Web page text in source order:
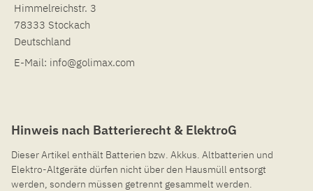
Himmelreichstr. 3
78333 Stockach
Deutschland
E-Mail: info@golimax.com
Hinweis nach Batterierecht & ElektroG
Dieser Artikel enthält Batterien bzw. Akkus. Altbatterien und
Elektro-Altgeräte dürfen nicht über den Hausmüll entsorgt
werden, sondern müssen getrennt gesammelt werden.